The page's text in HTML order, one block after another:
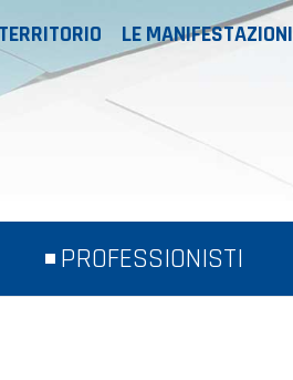
LE MANIFESTAZIONI
PROFESSIONISTI